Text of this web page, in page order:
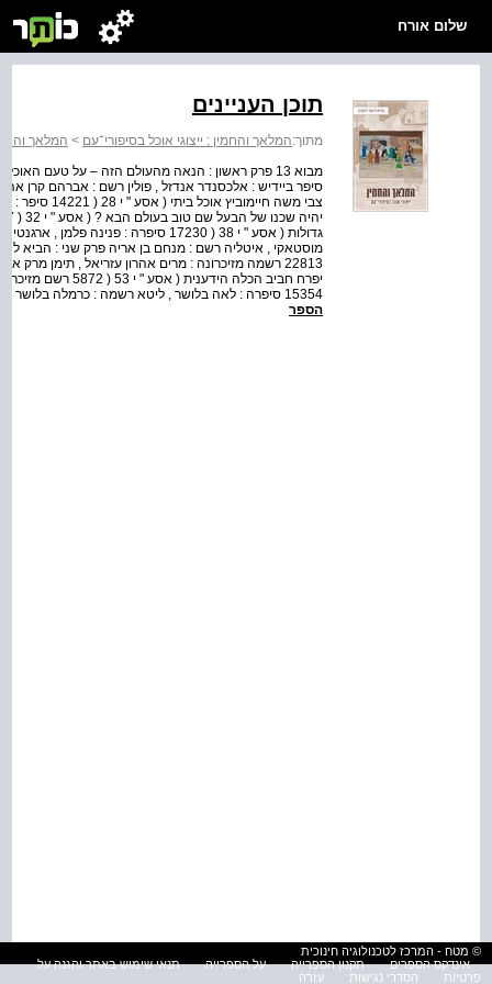
שלום אורח
תוכן העניינים
מתוך:המלאך והחמין : ייצוגי אוכל בסיפורי־עם > המלאך
צבי משה
15354 סיפרה : לאה בלושר , ליטא רשמה : כרמלה בלושר , בתה של המספרת האישה מעלה , האישה מורידה , כבוד...
הספר
© מטח - המרכז לטכנולוגיה חינוכית
אינדקס הספרים
תקנון הספרייה על הספרייה
תנאי שימוש באתר והגנה על
פרטיות
הסדרי נגישות עזרה